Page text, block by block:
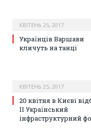
КВІТЕНЬ 25, 2017
Українців Варшави
кличуть на танці
КВІТЕНЬ 25, 2017
20 квітня в Києві
II Український
інфраструктурний